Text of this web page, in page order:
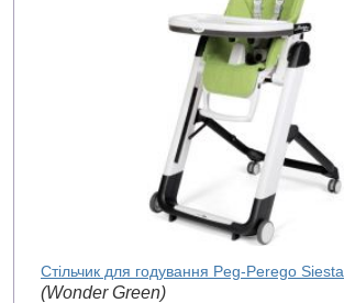
Стільчик для годування Peg-Perego Siesta
(Wonder Green)